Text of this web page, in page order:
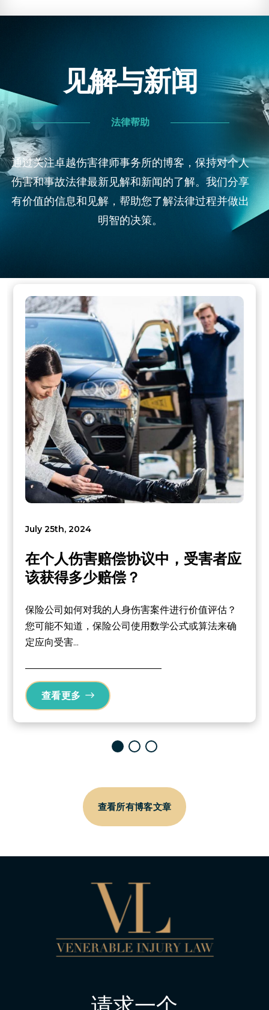
见解与新闻
法律帮助
通过关注卓越伤害律师事务所的博客，保持对个人
伤害和事故法律最新见解和新闻的了解。我们分享
有价值的信息和见解，帮助您了解法律过程并做出
明智的决策。
July 25th, 2024
在个人伤害赔偿协议中，受害者应
该获得多少赔偿？
保险公司如何对我的人身伤害案件进行价值评估？
您可能不知道，保险公司使用数学公式或算法来确
定应向受害...
查看更多
查看所有博客文章